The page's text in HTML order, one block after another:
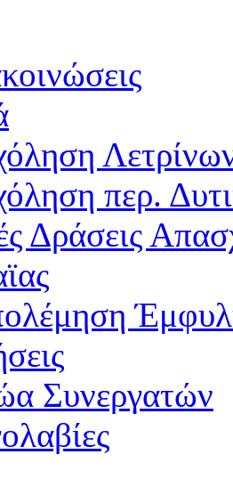
περ.
Δράσεις
Συνεργατών